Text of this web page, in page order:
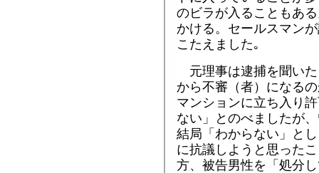
のビラが入ることもあ
かける。セールスマン
こたえました｡
元理事は逮捕を聞い
から不審（者）になる
マンションに立ち入り
ない」とのべましたが
結局「わからない」と
に抗議しようと思った
方、被告男性を「処分